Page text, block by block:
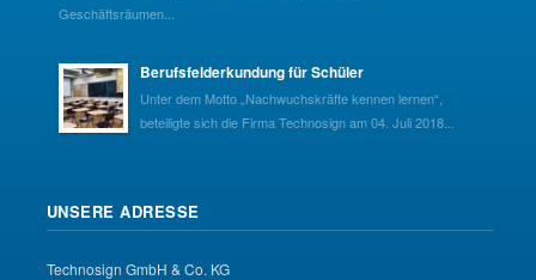
Geschäftsräumen...
Berufsfelderkundung für Schüler
Unter dem Motto „Nachwuchskräfte kennen lernen“,
beteiligte sich die Firma Technosign am 04. Juli 2018...
UNSERE ADRESSE
Technosign GmbH & Co. KG